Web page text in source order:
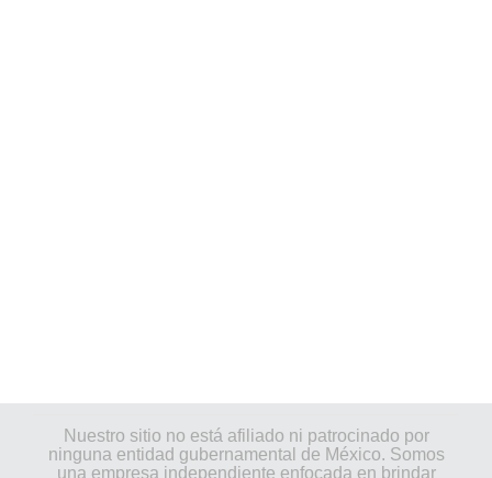
Nuestro sitio no está afiliado ni patrocinado por
ninguna entidad gubernamental de México. Somos
una empresa independiente enfocada en brindar